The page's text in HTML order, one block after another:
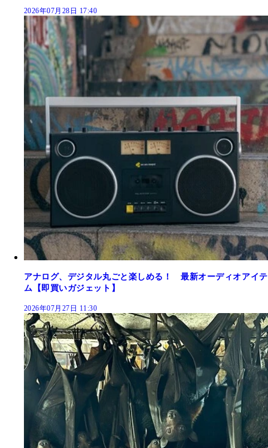
2026年07月28日 17:40
アナログ、デジタル丸ごと楽しめる！ 最新オーディオアイテ
ム【即買いガジェット】
2026年07月27日 11:30